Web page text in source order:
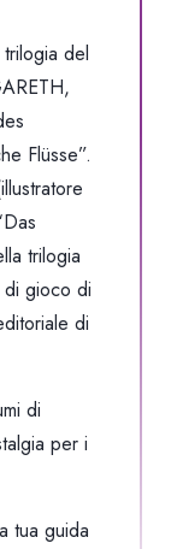
del
Flüsse”.
trilogia
di gioco di
di
di
per i
guida